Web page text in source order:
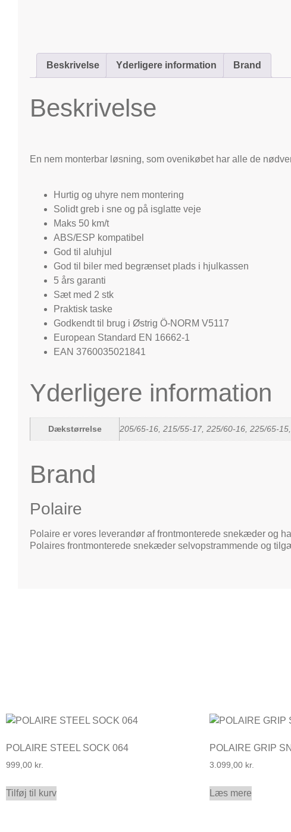
Beskrivelse Yderligere information Brand
Beskrivelse
En nem monterbar løsning, som ovenikøbet har alle de
Hurtig og uhyre nem montering
Solidt greb i sne og på isglatte veje
Maks 50 km/t
ABS/ESP kompatibel
God til aluhjul
God til biler med begrænset plads i hjulkassen
5 års garanti
Sæt med 2 stk
Praktisk taske
Godkendt til brug i Østrig Ö-NORM V5117
European Standard EN 16662-1
EAN 3760035021841
Yderligere information
Dækstørrelse 205/65-16, 215/55-17, 225/60-16, 225/65-
Brand
Polaire
Polaire er vores leverandør af frontmonterede snekæder og
Polaires frontmonterede snekæder selvopstrammende og
POLAIRE STEEL SOCK 064
999,00 kr.
Tilføj til kurv
POLAIRE GRIP
3.099,00 kr.
Læs mere